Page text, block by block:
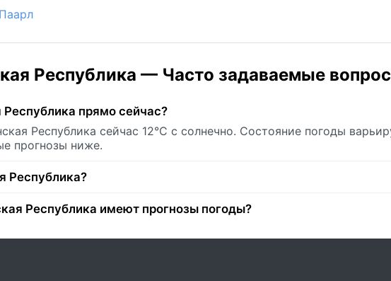
Республика — Часто задаваемые
прямо сейчас?
Республика сейчас 12°C с солнечно. Состояние погоды
прогнозы ниже.
Республика?
Республика имеют прогнозы погоды?